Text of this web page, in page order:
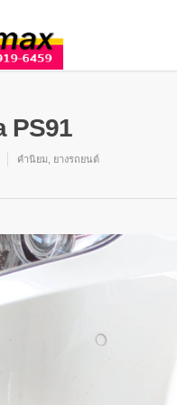
PS91
คำนิยม ยางรถยนต์